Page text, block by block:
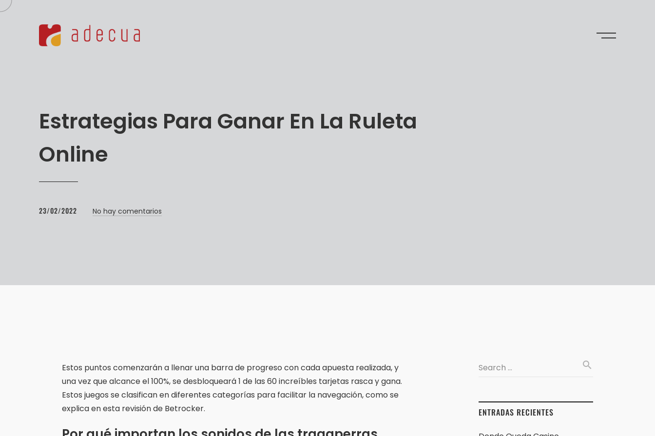
Estrategias Para Ganar En La Ruleta
Online
23/02/2022 No hay comentarios
Estos puntos comenzarán a llenar una barra de progreso con cada apuesta realizada, y
una vez que alcance el 100%, se desbloqueará 1 de las 60 increíbles tarjetas rasca y gana.
Estos juegos se clasifican en diferentes categorías para facilitar la navegación, como se
explica en esta revisión de Betrocker.
Search … search
ENTRADAS RECIENTES